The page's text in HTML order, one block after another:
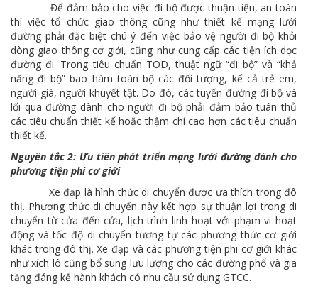
Để đảm bảo cho việc đi bộ được thuận tiện, an toàn
thì việc tổ chức giao thông cũng như thiết kế mạng lưới
đường phải đặc biệt chú ý đến việc bảo vệ người đi bộ khỏi
dòng giao thông cơ giới, cũng như cung cấp các tiện ích dọc
đường đi. Trong tiêu chuẩn TOD, thuật ngữ “đi bộ” và “khả
năng đi bộ” bao hàm toàn bộ các đối tượng, kể cả trẻ em,
người già, người khuyết tật. Do đó, các tuyến đường đi bộ và
lối qua đường dành cho người đi bộ phải đảm bảo tuân thủ
các tiêu chuẩn thiết kế hoặc thậm chí cao hơn các tiêu chuẩn
thiết kế.
Nguyên tắc 2: Ưu tiên phát triển mạng lưới đường dành cho
phương tiện phi cơ giới
Xe đạp là hình thức di chuyển được ưa thích trong đô
thị. Phương thức di chuyển này kết hợp sự thuận lợi trong di
chuyển từ cửa đến cửa, lịch trình linh hoạt với phạm vi hoạt
động và tốc độ di chuyển tương tự các phương thức cơ giới
khác trong đô thị. Xe đạp và các phương tiện phi cơ giới khác
như xích lô cũng bổ sung lưu lượng cho các đường phố và gia
tăng đáng kể hành khách có nhu cầu sử dụng GTCC.